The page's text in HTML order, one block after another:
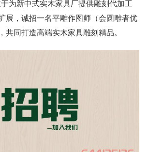
为新中式实木家具厂提供雕刻代加工
展，诚招一名平雕作图师（会圆雕者优
共同打造高端实木家具雕刻精品。